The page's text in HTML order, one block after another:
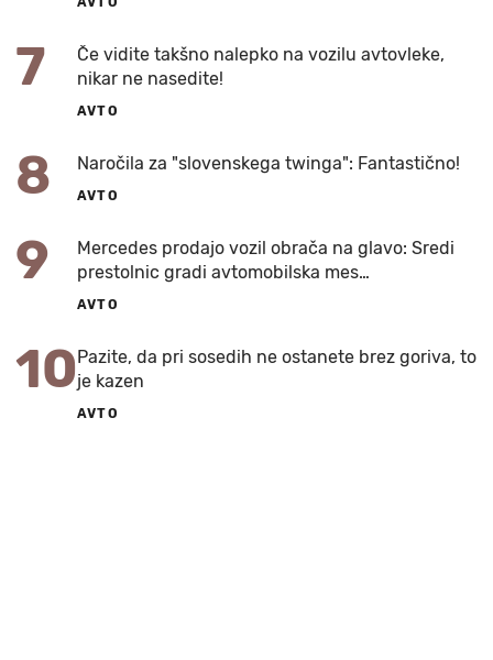
7
Če vidite takšno nalepko na vozilu avtovleke,
nikar ne nasedite!
AVTO
8 Naročila za "slovenskega twinga": Fantastično!
AVTO
9
Mercedes prodajo vozil obrača na glavo: Sredi
prestolnic gradi avtomobilska mes…
AVTO
10 Pazite, da pri sosedih ne ostanete brez goriva, to
je kazen
AVTO